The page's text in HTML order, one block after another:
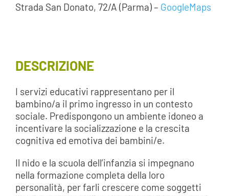
Strada San Donato, 72/A (Parma) – GoogleMaps
DESCRIZIONE
I servizi educativi rappresentano per il
bambino/a il primo ingresso in un contesto
sociale. Predispongono un ambiente idoneo a
incentivare la socializzazione e la crescita
cognitiva ed emotiva dei bambini/e.
Il nido e la scuola dell’infanzia si impegnano
nella formazione completa della loro
personalità, per farli crescere come soggetti